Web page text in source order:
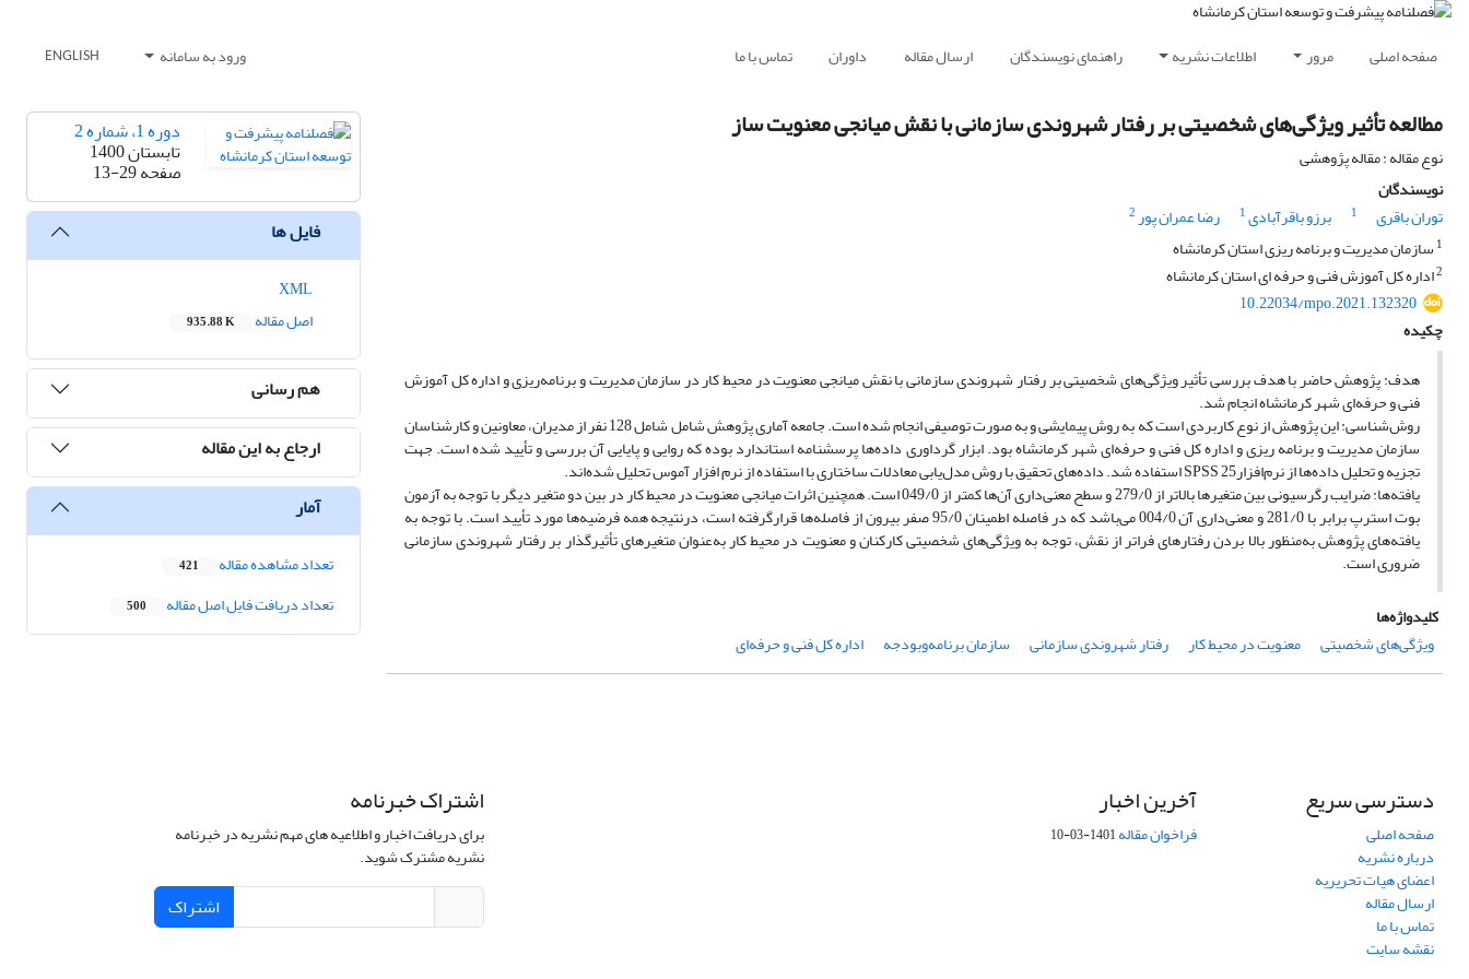
صفحه اصلی مرور اطلاعات نشریه راهنمای نویسندگان ارسال مقاله داوران تماس با ما ورود به سامانه ENGLISH
مطالعه تأثیر ویژگی‌های شخصیتی بر رفتار شهروندی سازمانی با نقش میانجی معنویت ساز
نوع مقاله : مقاله پژوهشی
نویسندگان
توران باقری
1 برزو باقرآبادی1 رضا عمران پور2
1 سازمان مدیریت و برنامه ریزی استان کرمانشاه
2اداره کل آموزش فنی و حرفه ای استان کرمانشاه
10.22034/mpo.2021.132320
چکیده
هدف: پژوهش حاضر با هدف بررسی تأثیر ویژگی‌های شخصیتی بر رفتار شهروندی سازمانی با نقش میانجی معنویت در محیط کار در سازمان مدیریت و برنامه‌ریزی و اداره کل آموزش
فنی و حرفه‌ای شهر کرمانشاه انجام شد.
روش‌شناسی: این پژوهش از نوع کاربردی است که به روش پیمایشی و به صورت توصیفی انجام شده است. جامعه آماری پژوهش شامل شامل 128 نفر از مدیران، معاونین و کارشناسان
سازمان مدیریت و برنامه ریزی و اداره کل فنی‌ و‌ حرفه‌ای شهر کرمانشاه بود. ابزار گرداوری داده‌ها پرسشنامه استاندارد بوده که روایی و پایایی آن بررسی و تأیید شده است. جهت
تجزیه و تحلیل داده‌ها از نرم‌افزارSPSS 25 استفاده شد. داده‌های تحقیق با روش مدل‌یابی معادلات ساختاری با استفاده از نرم افزار آموس تحلیل شده‌اند.
یافته‌ها: ضرایب رگرسیونی بین متغیرها بالاتر از 279/0 و سطح معنی‌داری آن‌ها کمتر از 049/0 است. همچنین اثرات میانجی معنویت در محیط کار در بین دو متغیر دیگر با توجه به آزمون
بوت استرپ برابر با 281/0 و معنی‌داری آن 004/0 می‌باشد که در فاصله اطمینان 95/0 صفر بیرون از فاصله‌ها قرارگرفته است، درنتیجه همه فرضیه‌ها مورد تأیید است. با توجه به
یافته‌های پژوهش به‌منظور بالا بردن رفتارهای فراتر از نقش، توجه به ویژگی‌های شخصیتی کارکنان و معنویت در محیط کار به‌عنوان متغیرهای تأثیرگذار بر رفتار شهروندی سازمانی
ضروری است.
کلیدواژه‌ها
ویژگی‌های شخصیتی
معنویت در محیط کار رفتار شهروندی سازمانی سازمان برنامه‌وبودجه اداره کل فنی و حرفه‌ای
دوره 1، شماره 2
تابستان 1400
صفحه13-29
فایل ها
اصل مقاله
935.88 K
هم رسانی
ارجاع به این مقاله
آمار
تعداد مشاهده مقاله 421
تعداد دریافت فایل اصل مقاله 500
دسترسی سریع
صفحه اصلی
درباره نشریه
اعضای هیات تحریریه
ارسال مقاله
تماس با ما
نقشه سایت
آخرین اخبار
فراخوان مقاله1401-03-10
اشتراک خبرنامه
برای دریافت اخبار و اطلاعیه های مهم نشریه در خبرنامه
نشریه مشترک شوید.
اشتراک